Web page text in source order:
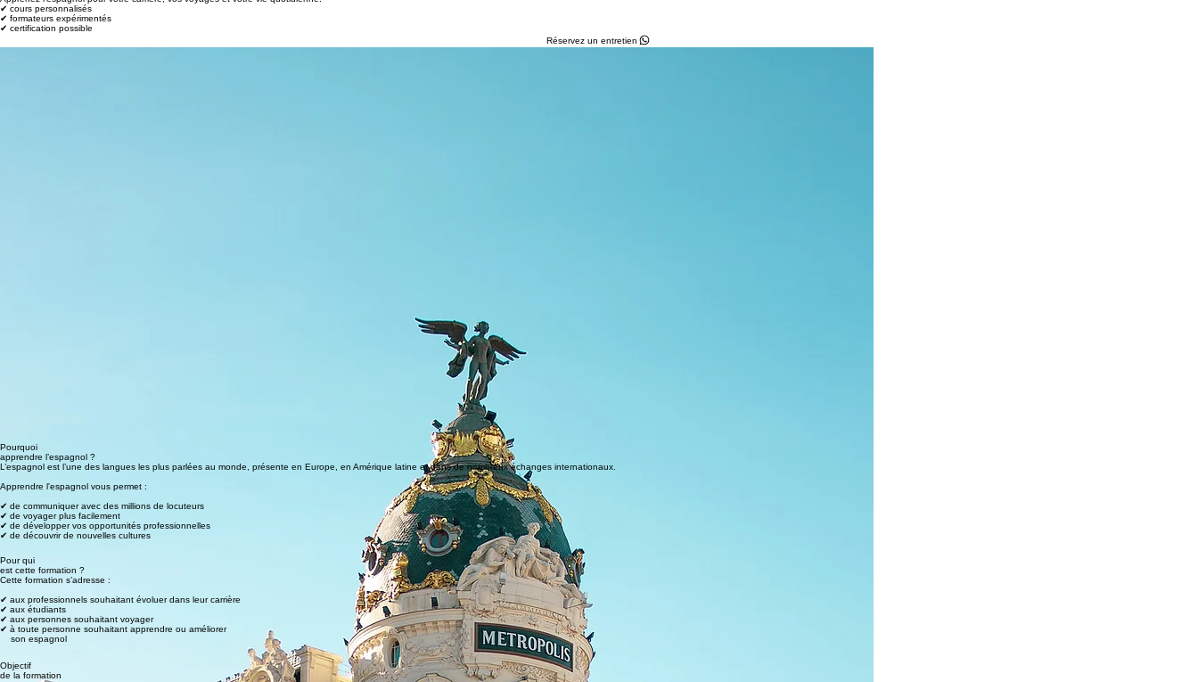
Espagnol
Apprenez l’espagnol pour votre carrière, vos voyages et votre vie quotidienne.
✔ cours personnalisés
✔ formateurs expérimentés
✔ certification possible
Pourquoi
apprendre l’espagnol ?
L’espagnol est l’une des langues les plus parlées au monde, présente en Europe, en Amérique latine et dans de nombreux échanges internationaux.
Apprendre l'espagnol vous permet :
✔ de communiquer avec des millions de locuteurs
✔ de voyager plus facilement
Pour qui
Cette formation s’adresse :
✔ aux professionnels souhaitant évoluer dans leur carrière
✔ aux étudiants
✔ aux personnes souhaitant voyager
✔ à toute personne souhaitant apprendre ou améliorer